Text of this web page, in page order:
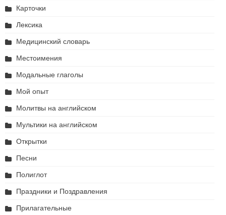
Карточки
Лексика
Медицинский словарь
Местоимения
Модальные глаголы
Мой опыт
Молитвы на английском
Мультики на английском
Открытки
Песни
Полиглот
Праздники и Поздравления
Прилагательные